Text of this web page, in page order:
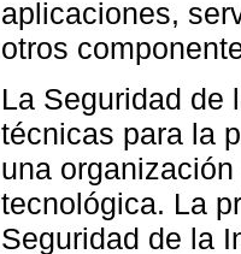
aplicaciones,
otros
La Seguridad de
técnicas para la
una
tecnológica. La
Seguridad de la